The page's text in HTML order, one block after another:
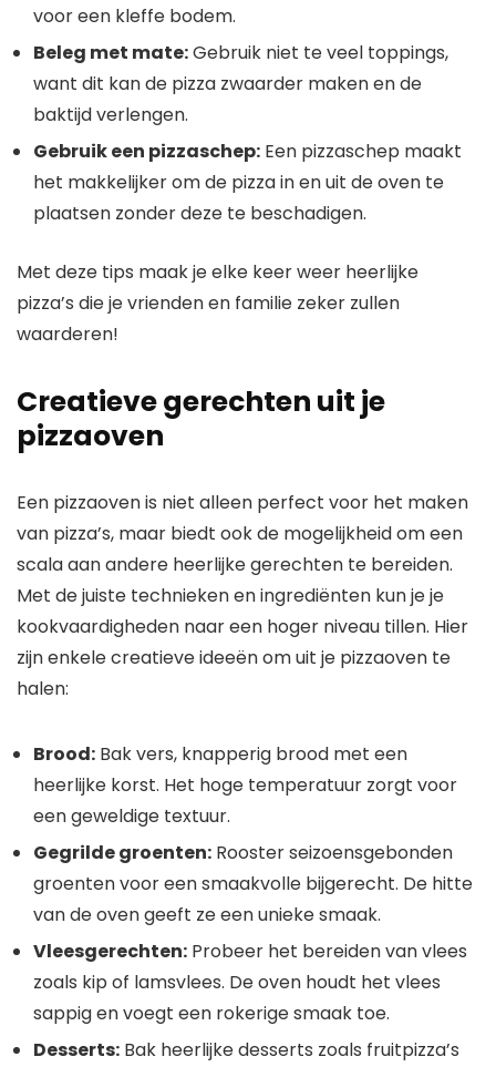
voor een kleffe bodem.
Beleg met mate:Gebruik niet te veel toppings,
want dit kan de pizza zwaarder maken en de
baktijd verlengen.
Gebruik een pizzaschep: Een pizzaschep maakt
het makkelijker om de pizza in en uit de oven te
plaatsen zonder deze te beschadigen.
Met deze tips maak je elke keer weer heerlijke
pizza’s die je vrienden en familie zeker zullen
waarderen!
Creatieve gerechten uit je
pizzaoven
Een pizzaoven is niet alleen perfect voor het maken
van pizza’s, maar biedt ook de mogelijkheid om een
scala aan andere heerlijke gerechten te bereiden.
Met de juiste technieken en ingrediënten kun je je
kookvaardigheden naar een hoger niveau tillen. Hier
zijn enkele creatieve ideeën om uit je pizzaoven te
halen:
Brood: Bak vers, knapperig brood met een
heerlijke korst. Het hoge temperatuur zorgt voor
een geweldige textuur.
Gegrilde groenten: Rooster seizoensgebonden
groenten voor een smaakvolle bijgerecht. De hitte
van de oven geeft ze een unieke smaak.
Vleesgerechten: Probeer het bereiden van vlees
zoals kip of lamsvlees. De oven houdt het vlees
sappig en voegt een rokerige smaak toe.
Desserts: Bak heerlijke desserts zoals fruitpizza’s